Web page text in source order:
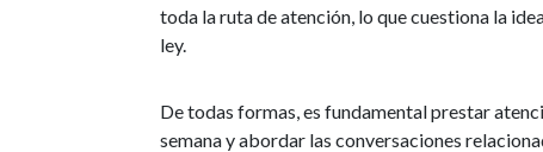
toda la ruta de atención, lo que cuestiona la
ley.
De todas formas, es fundamental prestar
semana y abordar las conversaciones